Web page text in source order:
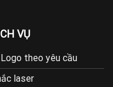
VỤ
theo yêu cầu
laser